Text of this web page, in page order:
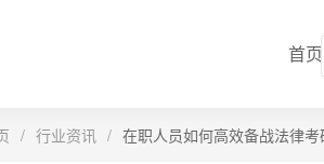
首页
/ 行业资讯 / 在职人员如何高效备战法律